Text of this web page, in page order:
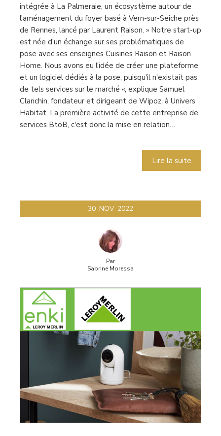
intégrée à La Palmeraie, un écosystème autour de
l'aménagement du foyer basé à Vern-sur-Seiche près
de Rennes, lancé par Laurent Raison. » Notre start-up
est née d'un échange sur ses problématiques de
pose avec ses enseignes Cuisines Raison et Raison
Home. Nous avons eu l'idée de créer une plateforme
et un logiciel dédiés à la pose, puisqu'il n'existait pas
de tels services sur le marché «, explique Samuel
Clanchin, fondateur et dirigeant de Wipoz, à Univers
Habitat. La première activité de cette entreprise de
services BtoB, c'est donc la mise en relation…
Lire la suite
30 NOV 2022
Par
Sabrine Moressa